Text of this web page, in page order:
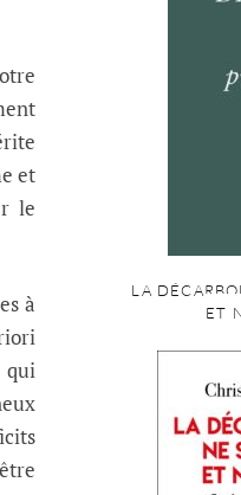
et
le
à
qui
LA
ET